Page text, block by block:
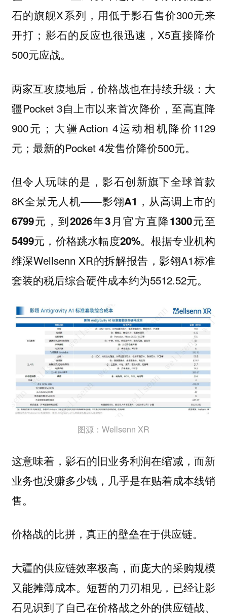
石的旗舰X系列，用低于影石售价300元来
开打；影石的反应也很迅速，X5直接降价
500元应战。
两家互攻腹地后，价格战也在持续升级：大
疆Pocket 3自上市以来首次降价，至高直降
900元；大疆Action 4运动相机降价1129
元；最新的Pocket 4发售价降价500元。
但令人玩味的是，影石创新旗下全球首款
8K全景无人机——影翎A1，从高调上市的
6799元，到2026年3月官方直降1300元至
5499元，价格跳水幅度20%。根据专业机构
维深Wellsenn XR的拆解报告，影翎A1标准
套装的税后综合硬件成本约为5512.52元。
图源：Wellsenn XR
这意味着，影石的旧业务利润在缩减，而新
业务也没赚多少钱，几乎是在贴着成本线销
售。
价格战的比拼，真正的壁垒在于供应链。
大疆的供应链效率极高，而庞大的采购规模
又能摊薄成本。短暂的刀刃相见，已经让影
石见识到了自己在价格战之外的供应链战、